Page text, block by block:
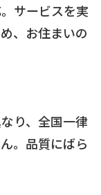
サービスを実
、お住まいの
り、全国一律
。品質にばら